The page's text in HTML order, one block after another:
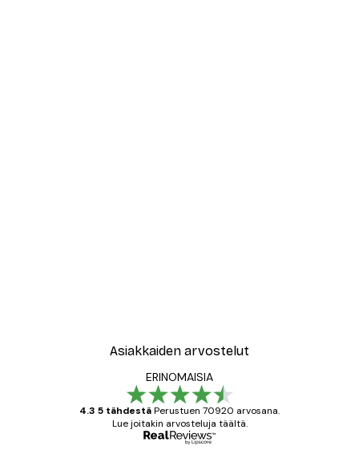
Asiakkaiden arvostelut
ERINOMAISIA
4.3 5 tähdestäPerustuen 70920 arvosana.
Lue joitakin arvosteluja täältä.